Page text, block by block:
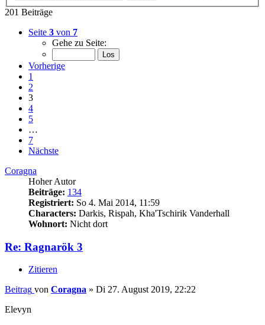
201 Beiträge
Seite 3 von 7
Gehe zu Seite:
Vorherige
1
2
3
4
5
…
7
Nächste
Coragna
Hoher Autor
Beiträge: 134
Registriert: So 4. Mai 2014, 11:59
Characters: Darkis, Rispah, Kha'Tschirik Vanderhall
Wohnort: Nicht dort
Re: Ragnarök 3
Zitieren
Beitrag von Coragna » Di 27. August 2019, 22:22
Elevyn